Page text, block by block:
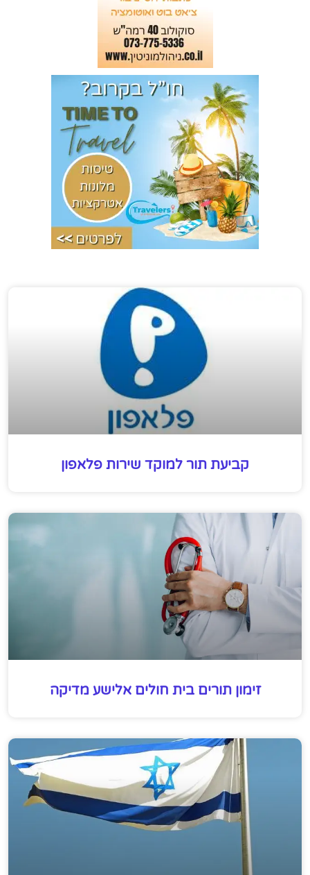
קביעת תור למוקד שירות פלאפון
זימון תורים בית חולים אלישע מדיקה